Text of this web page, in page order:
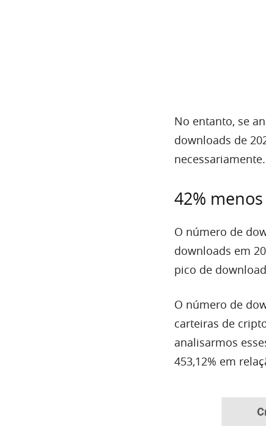
No entanto, se
downloads de
necessariamente.
42%
O número de
downloads em
pico de
O número de
carteiras de
analisarmos
453,12% em